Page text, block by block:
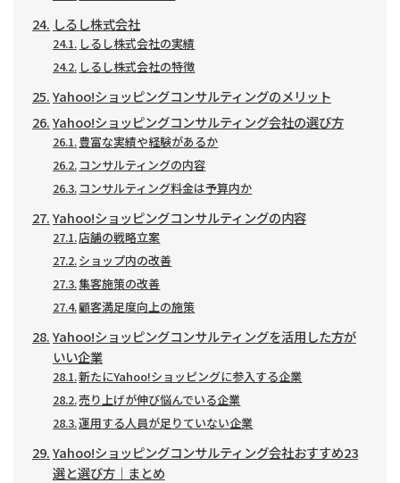
しるし株式会社
しるし株式会社の実績
しるし株式会社の特徴
Yahoo!ショッピングコンサルティングのメリット
Yahoo!ショッピングコンサルティング会社の選び方
豊富な実績や経験があるか
コンサルティングの内容
コンサルティング料金は予算内か
Yahoo!ショッピングコンサルティングの内容
店舗の戦略立案
ショップ内の改善
集客施策の改善
顧客満足度向上の施策
Yahoo!ショッピングコンサルティングを活用した方が
いい企業
新たにYahoo!ショッピングに参入する企業
売り上げが伸び悩んでいる企業
運用する人員が足りていない企業
Yahoo!ショッピングコンサルティング会社おすすめ23
選と選び方｜まとめ